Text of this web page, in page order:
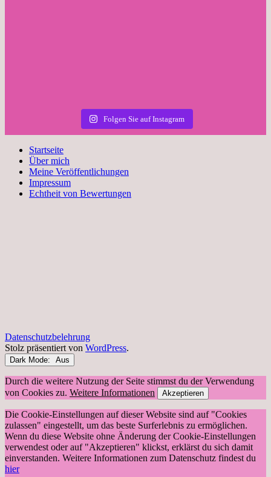
Folgen Sie auf Instagram
Startseite
Über mich
Meine Veröffentlichungen
Impressum
Echtheit von Bewertungen
Datenschutzbelehrung
Stolz präsentiert von WordPress.
Dark Mode:
Durch die weitere Nutzung der Seite stimmst du der Verwendung
von Cookies zu. Weitere Informationen Akzeptieren
Die Cookie-Einstellungen auf dieser Website sind auf "Cookies
zulassen" eingestellt, um das beste Surferlebnis zu ermöglichen.
Wenn du diese Website ohne Änderung der Cookie-Einstellungen
verwendest oder auf "Akzeptieren" klickst, erklärst du sich damit
einverstanden. Weitere Informationen zum Datenschutz findest du
hier